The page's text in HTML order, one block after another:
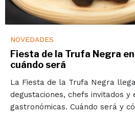
NOVEDADES
Fiesta de la Trufa Negra
cuándo será
La Fiesta de la Trufa Negra
degustaciones, chefs invitados y
gastronómicas. Cuándo será y